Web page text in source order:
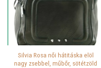
Silvia Rosa női hátitáska elöl
nagy zsebbel, műbőr, sötétzöld